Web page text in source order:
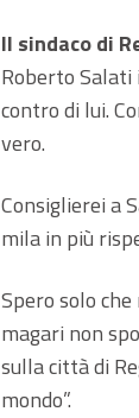
Il sindaco di
Roberto
contro di lui.
vero.
Consiglierei a
mila in più
Spero solo
magari non
sulla città di
mondo”.